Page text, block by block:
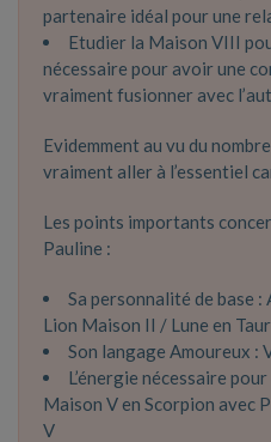
partenaire idéal pour une
Etudier la Maison VIII
nécessaire pour avoir une
vraiment fusionner avec
Evidemment au vu du
vraiment aller à l’essentiel
Les points importants
Pauline :
Sa personnalité de base
Lion Maison II / Lune en
Son langage Amoureux :
L’énergie nécessaire
Maison V en Scorpion avec
V